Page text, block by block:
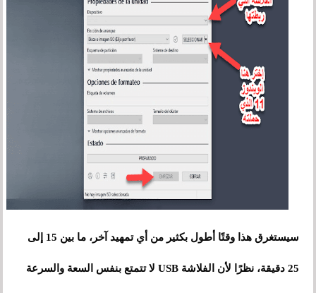
سيستغرق هذا وقتًا أطول بكثير من أي تمهيد آخر، ما بين 15 إلى
25 دقيقة، نظرًا لأن الفلاشة USB لا تتمتع بنفس السعة والسرعة